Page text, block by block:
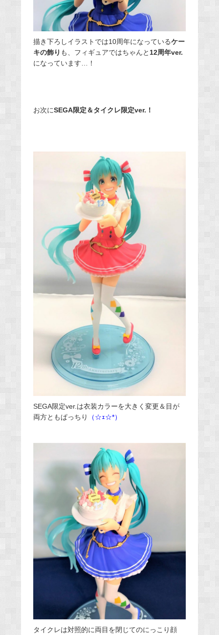
描き下ろしイラストでは10周年になっているケー
キの飾り も、フィギュアではちゃんと 12周年ver.
になっています…！
お次にSEGA限定＆タイクレ限定ver.！
SEGA限定ver.は衣装カラーを大きく変更＆目が
両方ともぱっちり
（☆ｪ☆*）
タイクレは対照的に両目を閉じてのにっこり顔